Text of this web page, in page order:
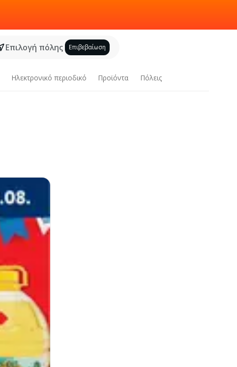
Επιλογή πόλης Επιβεβαίωση
Ηλεκτρονικό περιοδικό Προϊόντα Πόλεις